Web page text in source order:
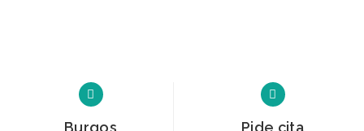
Burgos Pide cita